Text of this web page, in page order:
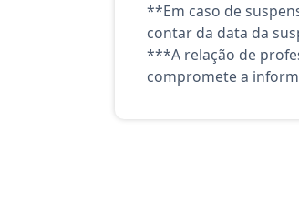
**Em caso de
contar da data da
***A relação de
compromete a